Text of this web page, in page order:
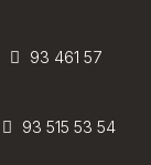
93 461 57
93 515 53 54